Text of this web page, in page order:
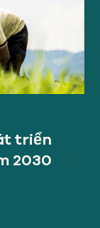
triển
2030